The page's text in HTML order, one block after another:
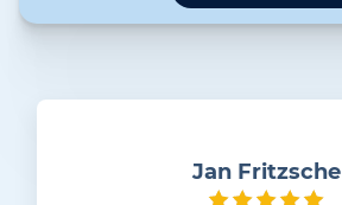
Jan Fritzsche